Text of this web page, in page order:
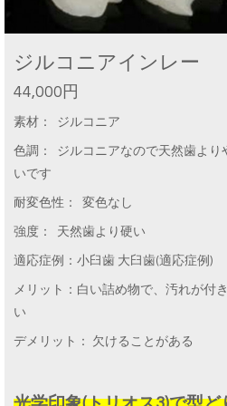
ジルコニアインレー
44,000円
素材： ジルコニア
色調： ジルコニアなので天然歯より
いです
耐変色性： 変色なし
強度： 天然歯より硬い
適応症例：小臼歯 大臼歯(適応症例)
メリット：白い詰め物で、汚れが付き
い
デメリット： 欠けることがある